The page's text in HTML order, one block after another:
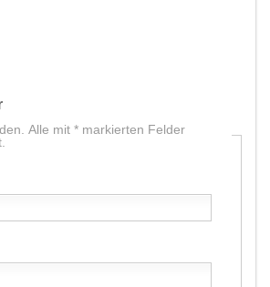
Alle mit * markierten Felder